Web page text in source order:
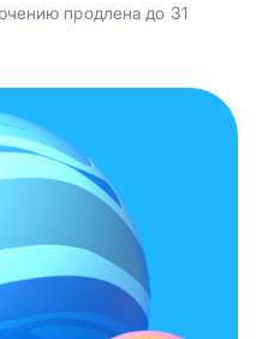
продлена до 31